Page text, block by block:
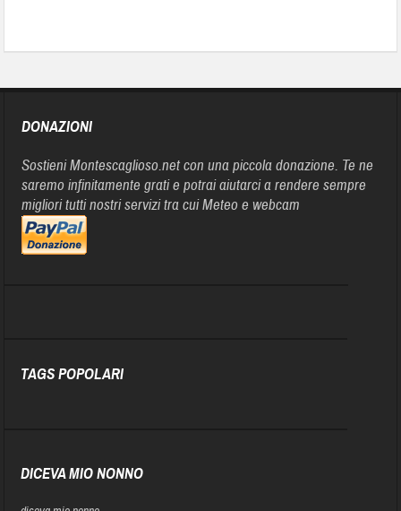
DONAZIONI
Sostieni Montescaglioso.net con una piccola donazione. Te ne
saremo infinitamente grati e potrai aiutarci a rendere sempre
migliori tutti nostri servizi tra cui Meteo e webcam
TAGS POPOLARI
DICEVA MIO NONNO